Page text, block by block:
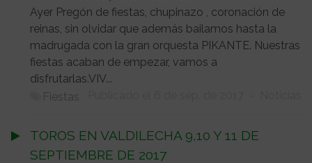
Ayer Pregón de fiestas, chupinazo , coronación de
reinas, sin olvidar que además bailamos hasta la
madrugada con la gran orquesta PIKANTE. Nuestras
fiestas acaban de empezar, vamos a
disfrutarlas.VIV...
Fiestas
TOROS EN VALDILECHA 9,10 Y 11 DE
SEPTIEMBRE DE 2017